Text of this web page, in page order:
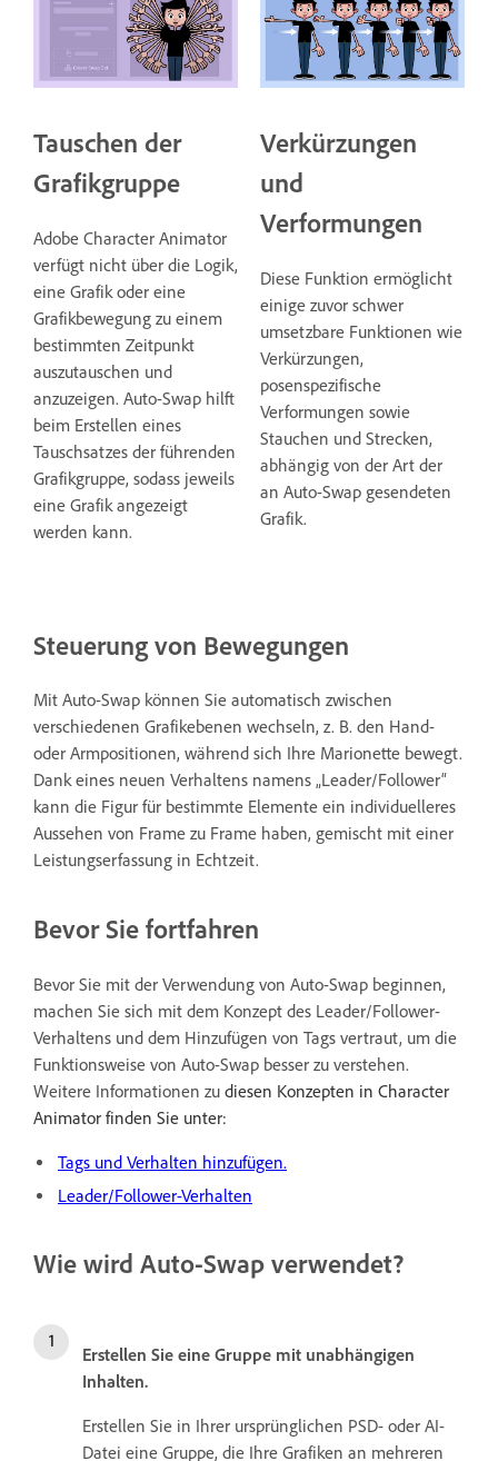
Tauschen der
Grafikgruppe
Adobe Character Animator
verfügt nicht über die Logik,
eine Grafik oder eine
Grafikbewegung zu einem
bestimmten Zeitpunkt
auszutauschen und
anzuzeigen. Auto-Swap hilft
beim Erstellen eines
Tauschsatzes der führenden
Grafikgruppe, sodass jeweils
eine Grafik angezeigt
werden kann.
Verkürzungen
und
Verformungen
Diese Funktion ermöglicht
einige zuvor schwer
umsetzbare Funktionen wie
Verkürzungen,
posenspezifische
Verformungen sowie
Stauchen und Strecken,
abhängig von der Art der
an Auto-Swap gesendeten
Grafik.
Steuerung von Bewegungen
Mit Auto-Swap können Sie automatisch zwischen
verschiedenen Grafikebenen wechseln, z. B. den Hand-
oder Armpositionen, während sich Ihre Marionette bewegt.
Dank eines neuen Verhaltens namens „Leader/Follower“
kann die Figur für bestimmte Elemente ein individuelleres
Aussehen von Frame zu Frame haben, gemischt mit einer
Leistungserfassung in Echtzeit.
Bevor Sie fortfahren
Bevor Sie mit der Verwendung von Auto-Swap beginnen,
machen Sie sich mit dem Konzept des Leader/Follower-
Verhaltens und dem Hinzufügen von Tags vertraut, um die
Funktionsweise von Auto-Swap besser zu verstehen.
Weitere Informationen zu diesen Konzepten in Character
Animator finden Sie unter:
Tags und Verhalten hinzufügen.
Leader/Follower-Verhalten
Wie wird Auto-Swap verwendet?
Erstellen Sie eine Gruppe mit unabhängigen
Inhalten.
Erstellen Sie in Ihrer ursprünglichen PSD- oder AI-
Datei eine Gruppe, die Ihre Grafiken an mehreren